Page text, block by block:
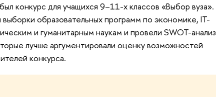
конкурс для учащихся 9–11-х классов «Выбор вуза».
образовательных программ по экономике, IT-
и гуманитарным наукам и провели SWOT-анализ
лучше аргументировали оценку возможностей
конкурса.